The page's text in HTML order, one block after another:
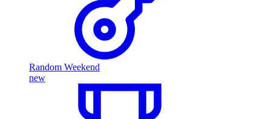
Random Weekend
new